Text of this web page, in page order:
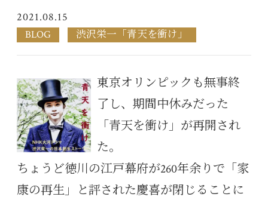
2021.08.15
BLOG 渋沢栄一「青天を衝け」
東京オリンピックも無事終
了し、期間中休みだった
「青天を衝け」が再開され
た。
ちょうど徳川の江戸幕府が260年余りで「家
康の再生」と評された慶喜が閉じることに